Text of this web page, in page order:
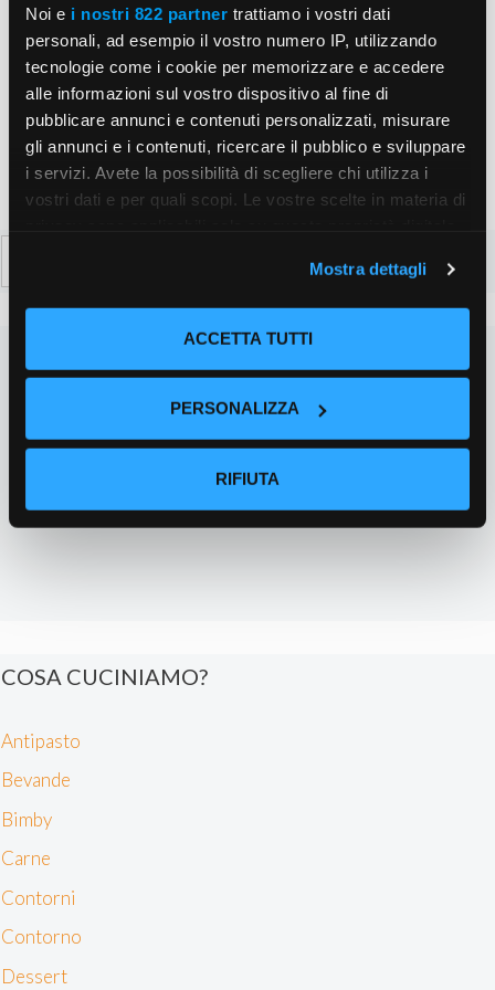
Noi e i nostri 822 partner trattiamo i vostri dati
personali, ad esempio il vostro numero IP, utilizzando
tecnologie come i cookie per memorizzare e accedere
alle informazioni sul vostro dispositivo al fine di
pubblicare annunci e contenuti personalizzati, misurare
gli annunci e i contenuti, ricercare il pubblico e sviluppare
i servizi. Avete la possibilità di scegliere chi utilizza i
vostri dati e per quali scopi. Le vostre scelte in materia di
modificare o revocare il proprio consenso in qualsiasi
momento dalla Dichiarazione sui cookie o facendo clic
sull'icona di attivazione della privacy.
Con il tuo consenso, vorremmo anche:
raccogliere informazioni sulla tua posizione
geografica, con un'approssimazione di qualche
esempio il tuo indirizzo IP, utilizzando tecnologie quali i
memorizzare e accedere alle informazioni sul tuo
dispositivo. Ciò è finalizzato a pubblicare annunci e
analizzare gli utenti e sviluppare il prodotto. Puoi
scegliere chi utilizza i tuoi dati e per quali scopi.
e imposta le tue preferenze nella sezione dettagli. Puoi
modificare o revocare il tuo consenso in qualsiasi
Mostra dettagli
ACCETTA TUTTI
PERSONALIZZA
RIFIUTA
web
Salva il mio nome, email e sito web in questo
browser per la prossima volta che commento.
COSA CUCINIAMO?
Antipasto
Bevande
Bimby
Carne
Contorni
Contorno
Dessert